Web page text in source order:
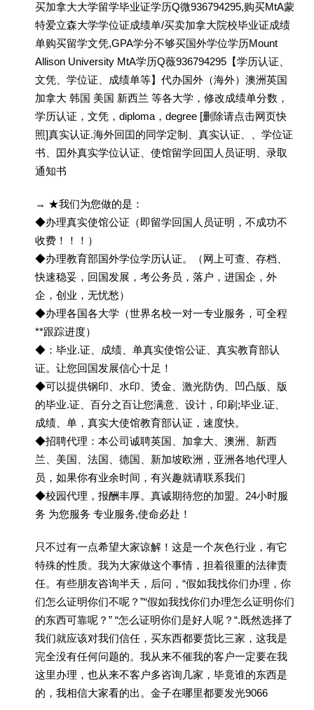
买加拿大大学留学毕业证学历Q微936794295,购买MtA蒙
特爱立森大学学位证成绩单/买卖加拿大院校毕业证成绩
单购买留学文凭,GPA学分不够买国外学位学历Mount
Allison University MtA学历Q薇936794295【学历认证、
文凭、学位证、成绩单等】代办国外（海外）澳洲英国
加拿大 韩国 美国 新西兰 等各大学，修改成绩单分数，
学历认证，文凭，diploma，degree [删除请点击网页快
照]真实认证.海外回囯的同学定制、真实认证、、学位证
书、囯外真实学位认证、使馆留学回囯人员证明、录取
通知书
→ ★我们为您做的是：
◆办理真实使馆公证（即留学回国人员证明，不成功不
收费！！！）
◆办理教育部国外学位学历认证。（网上可查、存档、
快速稳妥，回国发展，考公务员，落户，进国企，外
企，创业，无忧愁）
◆办理各国各大学（世界名校一对一专业服务，可全程
**跟踪进度）
◆：毕业.证、成绩、单真实使馆公证、真实教育部认
证。让您回国发展信心十足！
◆可以提供钢印、水印、烫金、激光防伪、凹凸版、版
的毕业.证、百分之百让您满意、设计，印刷;毕业.证、
成绩、单，真实大使馆教育部认证，速度快。
◆招聘代理：本公司诚聘英国、加拿大、澳洲、新西
兰、美国、法国、德国、新加坡欧洲，亚洲各地代理人
员，如果你有业余时间，有兴趣就请联系我们
◆校园代理，报酬丰厚。真诚期待您的加盟。24小时服
务 为您服务 专业服务,使命必赴！
只不过有一点希望大家谅解！这是一个灰色行业，有它
特殊的性质。我为大家做这个事情，担着很重的法律责
任。有些朋友咨询半天，后问，“假如我找你们办理，你
们怎么证明你们不呢？”“假如我找你们办理怎么证明你们
的东西可靠呢？” “怎么证明你们是好人呢？“.既然选择了
我们就应该对我们信任，买东西都要货比三家，这我是
完全没有任何问题的。我从来不催我的客户一定要在我
这里办理，也从来不客户多咨询几家，毕竟谁的东西是
的，我相信大家看的出。金子在哪里都要发光9066